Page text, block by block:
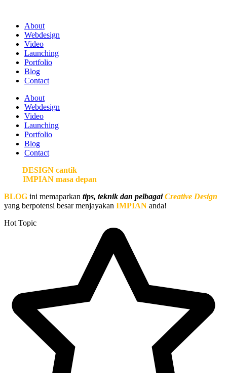
About
Webdesign
Video
Launching
Portfolio
Blog
Contact
About
Webdesign
Video
Launching
Portfolio
Blog
Contact
DESIGN cantik
IMPIAN masa depan
BLOG ini memaparkan tips, teknik dan pelbagai Creative Design
yang berpotensi besar menjayakan IMPIAN anda!
Hot Topic